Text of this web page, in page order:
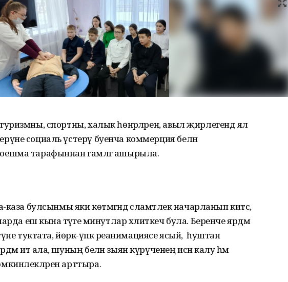
спортны, халык һөнәрләрен, авыл җирлегендә ял
социаль үстерү буенча коммерция белән
тарафыннан гамәлгә ашырыла.
булсынмы яки көтмәгәндә сәламәтлек начарланып китсә,
еш кына тәүге минутлар хәлиткеч була. Беренче ярдәм
туктата, йөрәк-үпкә реанимациясе ясый, һуштан
итә ала, шуның белән зыян күрүченең исән калу һәм
арттыра.